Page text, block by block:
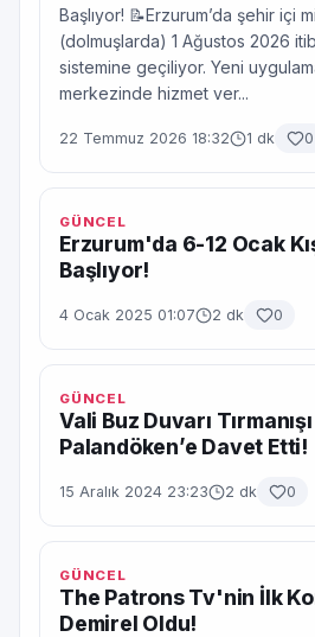
Başlıyor! 📝Erzurum’da şehir içi
(dolmuşlarda) 1 Ağustos 2026
sistemine geçiliyor. Yeni
merkezinde hizmet ver...
22 Temmuz 2026 18:32 1 dk 0
GÜNCEL
Erzurum'da 6-12 Ocak
Başlıyor!
4 Ocak 2025 01:07 2 dk 0
GÜNCEL
Vali Buz Duvarı
Palandöken’e Davet Etti!
15 Aralık 2024 23:23 2 dk 0
GÜNCEL
The Patrons Tv'nin İlk
Demirel Oldu!